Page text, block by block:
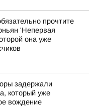
прочтите
'Непервая
она уже
задержали
который уже
вождение